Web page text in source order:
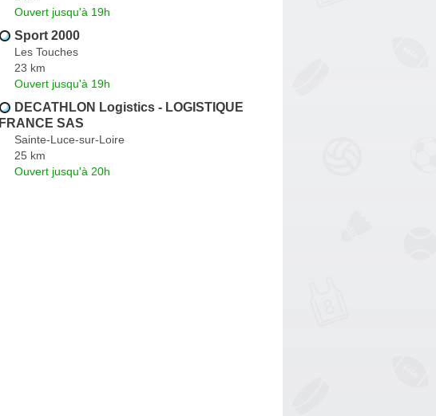
Ouvert jusqu'à 19h
Sport 2000
Les Touches
23 km
Ouvert jusqu'à 19h
DECATHLON Logistics - LOGISTIQUE
FRANCE SAS
Sainte-Luce-sur-Loire
25 km
Ouvert jusqu'à 20h